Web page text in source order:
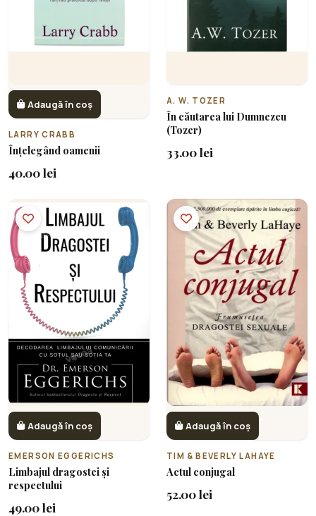
Adaugă în coș
LARRY CRABB
Înțelegând oamenii
40.00 lei
A. W. TOZER
În căutarea lui Dumnezeu
(Tozer)
33.00 lei
Adaugă în coș
EMERSON EGGERICHS
Limbajul dragostei și
respectului
49.00 lei
Adaugă în coș
TIM & BEVERLY LAHAYE
Actul conjugal
52.00 lei